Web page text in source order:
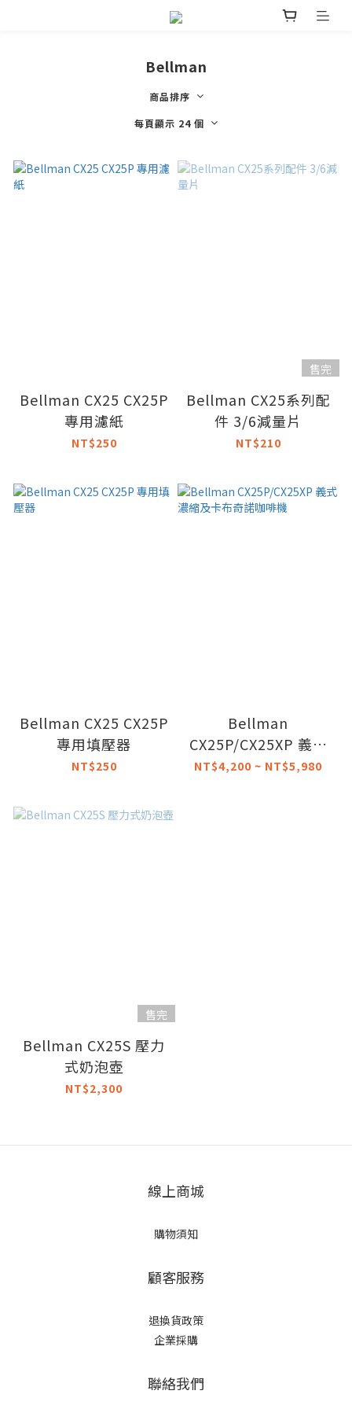
Bellman
商品排序
每頁顯示 24 個
Bellman CX25 CX25P
專用濾紙
NT$250
售完
Bellman CX25系列配
件 3/6減量片
NT$210
Bellman CX25 CX25P
專用填壓器
NT$250
Bellman
CX25P/CX25XP 義式
濃縮及卡布奇諾咖啡機
NT$4,200 ~ NT$5,980
售完
Bellman CX25S 壓力
式奶泡壺
NT$2,300
線上商城
購物須知
顧客服務
退換貨政策
企業採購
聯絡我們